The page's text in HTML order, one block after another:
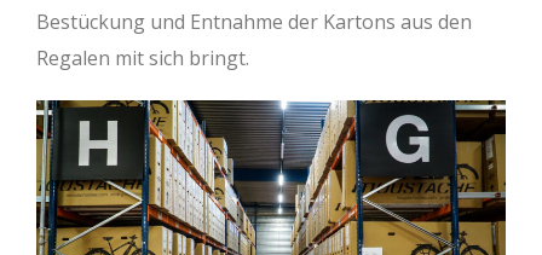
Bestückung und Entnahme der Kartons aus den
Regalen mit sich bringt.